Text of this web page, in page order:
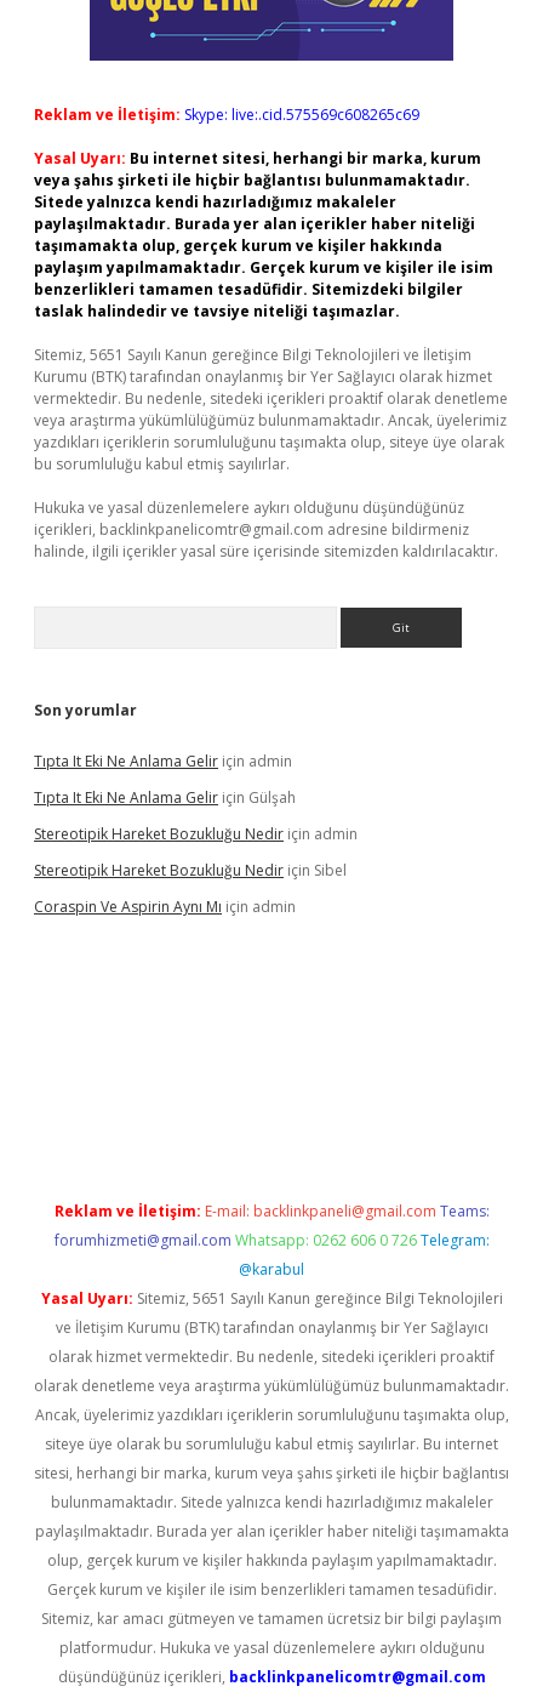
Reklam ve İletişim: Skype: live:.cid.575569c608265c69
Yasal Uyarı: Bu internet sitesi, herhangi bir marka, kurum
veya şahıs şirketi ile hiçbir bağlantısı bulunmamaktadır.
Sitede yalnızca kendi hazırladığımız makaleler
paylaşılmaktadır. Burada yer alan içerikler haber niteliği
taşımamakta olup, gerçek kurum ve kişiler hakkında
paylaşım yapılmamaktadır. Gerçek kurum ve kişiler ile isim
benzerlikleri tamamen tesadüfidir. Sitemizdeki bilgiler
taslak halindedir ve tavsiye niteliği taşımazlar.
Sitemiz, 5651 Sayılı Kanun gereğince Bilgi Teknolojileri ve İletişim
Kurumu (BTK) tarafından onaylanmış bir Yer Sağlayıcı olarak hizmet
vermektedir. Bu nedenle, sitedeki içerikleri proaktif olarak denetleme
veya araştırma yükümlülüğümüz bulunmamaktadır. Ancak, üyelerimiz
yazdıkları içeriklerin sorumluluğunu taşımakta olup, siteye üye olarak
bu sorumluluğu kabul etmiş sayılırlar.
Hukuka ve yasal düzenlemelere aykırı olduğunu düşündüğünüz
içerikleri, backlinkpanelicomtr@gmail.com adresine bildirmeniz
halinde, ilgili içerikler yasal süre içerisinde sitemizden kaldırılacaktır.
Son yorumlar
Tıpta It Eki Ne Anlama Gelir için admin
Tıpta It Eki Ne Anlama Gelir için Gülşah
Stereotipik Hareket Bozukluğu Nedir için admin
Stereotipik Hareket Bozukluğu Nedir için Sibel
Coraspin Ve Aspirin Aynı Mı için admin
Reklam ve İletişim: E-mail: backlinkpaneli@gmail.com Teams:
forumhizmeti@gmail.com Whatsapp: 0262 606 0 726 Telegram:
@karabul
Yasal Uyarı: Sitemiz, 5651 Sayılı Kanun gereğince Bilgi Teknolojileri
ve İletişim Kurumu (BTK) tarafından onaylanmış bir Yer Sağlayıcı
olarak hizmet vermektedir. Bu nedenle, sitedeki içerikleri proaktif
olarak denetleme veya araştırma yükümlülüğümüz bulunmamaktadır.
Ancak, üyelerimiz yazdıkları içeriklerin sorumluluğunu taşımakta olup,
siteye üye olarak bu sorumluluğu kabul etmiş sayılırlar. Bu internet
sitesi, herhangi bir marka, kurum veya şahıs şirketi ile hiçbir bağlantısı
bulunmamaktadır. Sitede yalnızca kendi hazırladığımız makaleler
paylaşılmaktadır. Burada yer alan içerikler haber niteliği taşımamakta
olup, gerçek kurum ve kişiler hakkında paylaşım yapılmamaktadır.
Gerçek kurum ve kişiler ile isim benzerlikleri tamamen tesadüfidir.
Sitemiz, kar amacı gütmeyen ve tamamen ücretsiz bir bilgi paylaşım
platformudur. Hukuka ve yasal düzenlemelere aykırı olduğunu
düşündüğünüz içerikleri, backlinkpanelicomtr@gmail.com